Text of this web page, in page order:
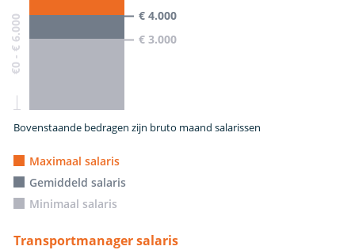
€0 - € 6.000
€ 4.000
€ 3.000
Bovenstaande bedragen zijn bruto maand salarissen
Maximaal salaris
Gemiddeld salaris
Minimaal salaris
Transportmanager salaris